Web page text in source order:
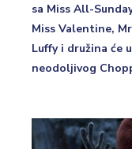
sa Miss All-
Miss Valentine,
Luffy i družina će
neodoljivog